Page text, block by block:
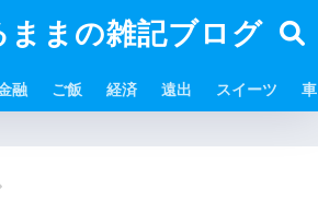
ままの雑記ブログ
融 ご飯 経済 遠出 スイーツ 車